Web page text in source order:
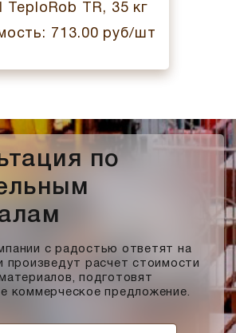
TeploRob TR, 35 кг
713.00 руб/шт
по
с радостью ответят на
произведут расчет стоимости
подготовят
коммерческое предложение.